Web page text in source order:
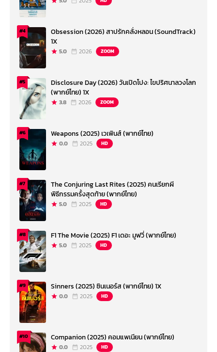
#4
Obsession (2026) สาปรักคลั่งหลอน (SoundTrack)
1X
5.0 2026 ZOOM
#5
Disclosure Day (2026) วันเปิดโปง: ไขปริศนาลวงโลก
(พากย์ไทย) 1X
3.8 2026 ZOOM
#6 Weapons (2025) เวเพินส์ (พากย์ไทย)
0.0 2025 HD
#7
The Conjuring Last Rites (2025) คนเรียกผี
พิธีกรรมครั้งสุดท้าย (พากย์ไทย)
5.0 2025 HD
#8 F1 The Movie (2025) F1 เดอะ มูฟวี่ (พากย์ไทย)
5.0 2025 HD
#9 Sinners (2025) ซินเนอร์ส (พากย์ไทย) 1X
0.0 2025 HD
#10 Companion (2025) คอมแพเนียน (พากย์ไทย)
0.0 2025 HD